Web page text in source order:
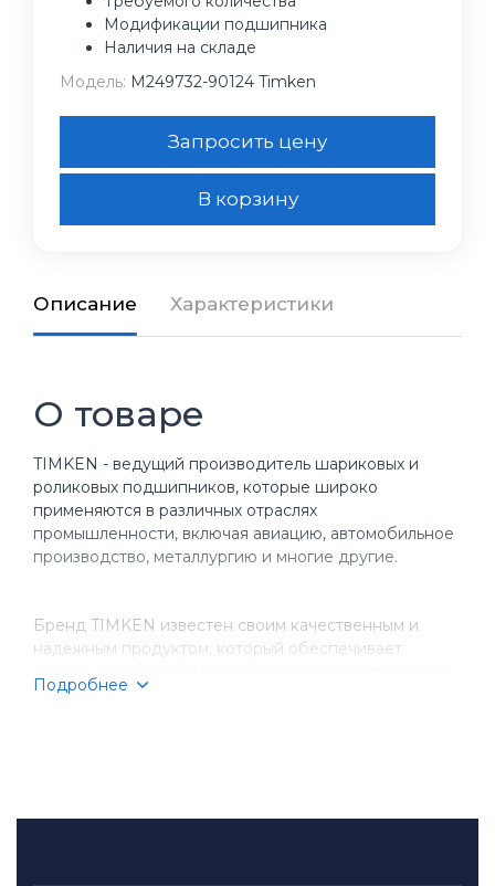
Модификации подшипника
Наличия на складе
Модель: M249732-90124 Timken
Запросить цену
В корзину
Описание Характеристики
О товаре
TIMKEN - ведущий производитель шариковых и
роликовых подшипников, которые широко
применяются в различных отраслях
промышленности, включая авиацию, автомобильное
производство, металлургию и многие другие.
Бренд TIMKEN известен своим качественным и
надежным продуктом, который обеспечивает
оборудования. Компания имеет более чем
Подробнее